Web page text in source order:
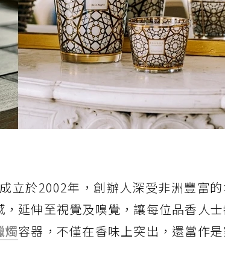
立於2002年，創辦人深受非洲豐富
延伸至視覺及嗅覺，讓每位品香人
燭容器，不僅在香味上突出，還當作